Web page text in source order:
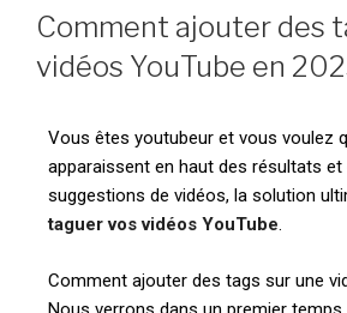
Comment ajouter des
vidéos YouTube en
Vous êtes youtubeur et vous voulez
apparaissent en haut des résultats et
suggestions de vidéos, la solution
taguer vos vidéos YouTube.
Comment ajouter des tags sur une